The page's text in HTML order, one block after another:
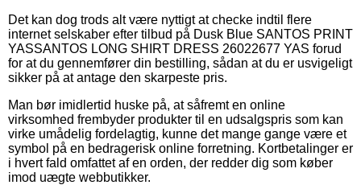
Det kan dog trods alt være nyttigt at checke indtil flere
internet selskaber efter tilbud på Dusk Blue SANTOS PRINT
YASSANTOS LONG SHIRT DRESS 26022677 YAS forud
for at du gennemfører din bestilling, sådan at du er usvigeligt
sikker på at antage den skarpeste pris.
Man bør imidlertid huske på, at såfremt en online
virksomhed frembyder produkter til en udsalgspris som kan
virke umådelig fordelagtig, kunne det mange gange være et
symbol på en bedragerisk online forretning. Kortbetalinger er
i hvert fald omfattet af en orden, der redder dig som køber
imod uægte webbutikker.